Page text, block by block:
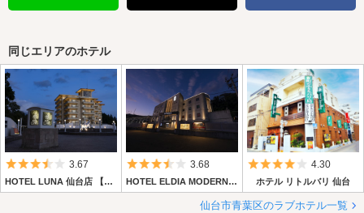
同じエリアのホテル
5つ星のうち3.5
3.67
HOTEL LUNA 仙台店 【Best Delight Group】
5つ星のうち3.5
3.68
HOTEL ELDIA MODERN 仙台店 【Best Delight Group】
5つ星のうち4
4.30
ホテル リトルバリ 仙台
仙台市青葉区のラブホテル一覧